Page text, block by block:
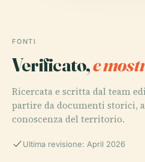
FONTI
Verificato,e
Ricercata e scritta dal team
partire da documenti storici,
conoscenza del territorio.
Ultima revisione: April 2026